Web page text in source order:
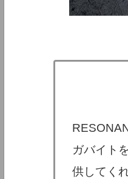
ガバイト
供してく